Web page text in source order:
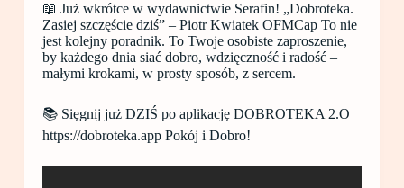
📖 Już wkrótce w wydawnictwie Serafin! „Dobroteka.
Zasiej szczęście dziś” – Piotr Kwiatek OFMCap To nie
jest kolejny poradnik. To Twoje osobiste zaproszenie,
by każdego dnia siać dobro, wdzięczność i radość –
małymi krokami, w prosty sposób, z sercem.
📚 Sięgnij już DZIŚ po aplikację DOBROTEKA 2.O
https://dobroteka.app Pokój i Dobro!